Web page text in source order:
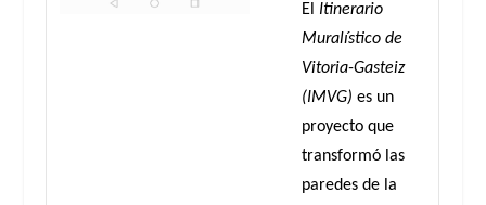
El Itinerario
Muralístico de
Vitoria-Gasteiz
(IMVG) es un
proyecto que
transformó las
paredes de la